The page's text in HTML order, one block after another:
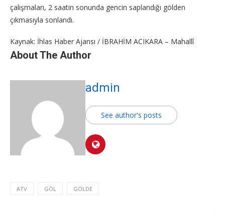
çalışmaları, 2 saatin sonunda gencin saplandığı gölden
çıkmasıyla sonlandı.
Kaynak: İhlas Haber Ajansı / İBRAHİM ACIKARA – Mahallî
About The Author
admin
See author's posts
ATV GÖL GÖLDE